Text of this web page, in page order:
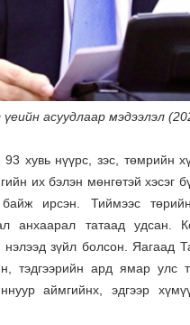
асуудлаар мэдээлэл
хувь нүүрс, зэс, төмрийн
их бэлэн мөнгөтэй хэсэг
ирсэн. Тиймээс
анхаарал татаад удсан.
нэлээд зүйл болсон. Яагаад
тэдгээрийн ард ямар улс
аймгийнх, эдгээр